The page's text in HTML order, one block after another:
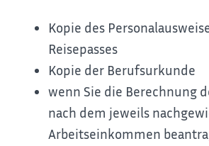
Kopie des
Reisepasses
Kopie der Berufsurkunde
wenn Sie die Berechnung
nach dem jeweils
Arbeitseinkommen